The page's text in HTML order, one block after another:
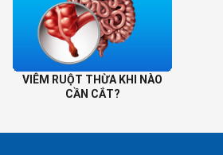
VIÊM RUỘT THỪA KHI NÀO
CẦN CẮT?